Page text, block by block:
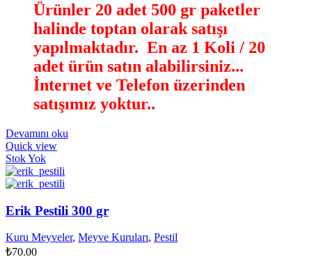
Ürünler 20 adet 500 gr paketler
halinde toptan olarak satışı
yapılmaktadır. En az 1 Koli / 20
adet ürün satın alabilirsiniz...
İnternet ve Telefon üzerinden
satışımız yoktur..
Devamını oku
Quick view
Stok Yok
Erik Pestili 300 gr
Kuru Meyveler, Meyve Kuruları, Pestil
₺70.00